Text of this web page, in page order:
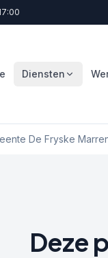
Diensten
De Fryske
Deze